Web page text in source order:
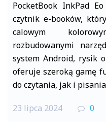
PocketBook InkPad
czytnik e-booków,
calowym
rozbudowanymi
system Android, rysik
oferuje szeroką gamę
do czytania, jak i
23 lipca 2024 0